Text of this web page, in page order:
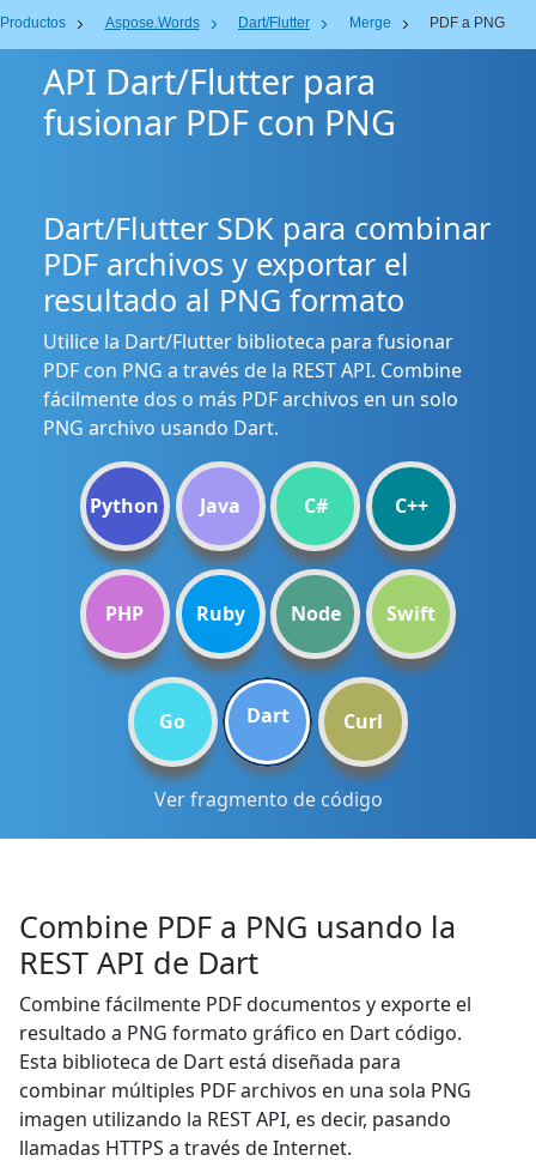
Productos Aspose.Words Dart/Flutter Merge PDF a PNG
API Dart/Flutter para
fusionar PDF con PNG
Dart/Flutter SDK para combinar
PDF archivos y exportar el
resultado al PNG formato
Utilice la Dart/Flutter biblioteca para fusionar
PDF con PNG a través de la REST API. Combine
fácilmente dos o más PDF archivos en un solo
PNG archivo usando Dart.
Python Java C# C++
PHP Ruby Node Swift
Go Dart Curl
Ver fragmento de código
Combine PDF a PNG usando la
REST API de Dart
Combine fácilmente PDF documentos y exporte el
resultado a PNG formato gráfico en Dart código.
Esta biblioteca de Dart está diseñada para
combinar múltiples PDF archivos en una sola PNG
imagen utilizando la REST API, es decir, pasando
llamadas HTTPS a través de Internet.